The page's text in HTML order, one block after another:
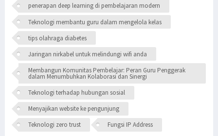
penerapan deep learning di pembelajaran modern
Teknologi membantu guru dalam mengelola kelas
tips olahraga diabetes
Jaringan nirkabel untuk melindungi wifi anda
Membangun Komunitas Pembelajar: Peran Guru Penggerak
dalam Menumbuhkan Kolaborasi dan Sinergi
Teknologi terhadap hubungan sosial
Menyajikan website ke pengunjung
Teknologi zero trust
Fungsi IP Address